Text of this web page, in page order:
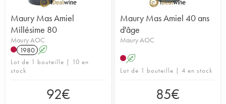
Maury Mas Amiel
Millésime 80
Maury AOC
1980 A
Lot de 1 bouteille | 10 en
stock
92€
Maury Mas Amiel 40 ans
d'âge
Maury AOC
A
Lot de 1 bouteille | 4 en stock
85€